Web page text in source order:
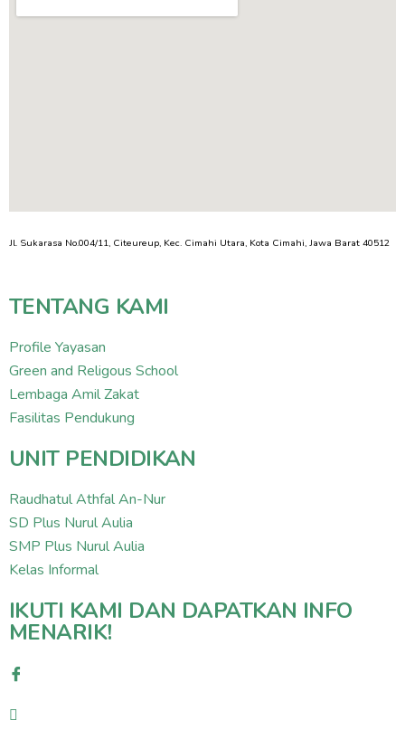
Jl. Sukarasa No.004/11, Citeureup, Kec. Cimahi Utara, Kota Cimahi, Jawa Barat 40512
TENTANG KAMI
Profile Yayasan
Green and Religous School
Lembaga Amil Zakat
Fasilitas Pendukung
UNIT PENDIDIKAN
Raudhatul Athfal An-Nur
SD Plus Nurul Aulia
SMP Plus Nurul Aulia
Kelas Informal
IKUTI KAMI DAN DAPATKAN INFO
MENARIK!